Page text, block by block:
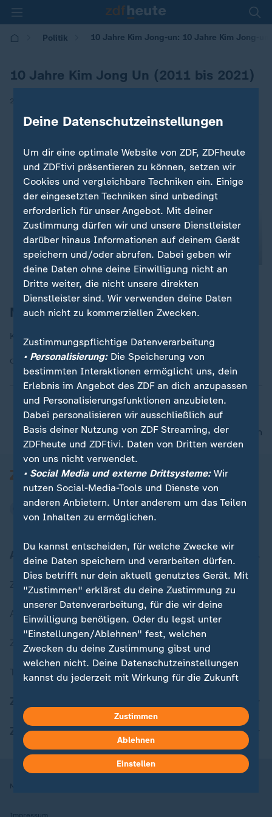
Politik 10 Jahre Kim Jong-un: 10 Jahre Kim Jong-
10 Jahre Kim Jong Un (2011 bis 2021)
29.12.2021 | 11:01
Machtübernahme mit 27 Jahren
Kim Jong Un am Sarg seines Vaters am 28. Dezember 2011.
Quelle:reuters
nach oben
Aktuell bei ZDFheute
Zuletzt veröffentlicht
Aktuelle Sendungs-Videos
ZDFheute Stories
Themen im Überblick
ZDFheute Apps
Nutzungsbedingungen
Impressum
Deine Datenschutzeinstellungen
Um dir eine optimale Website von ZDF, ZDFheute
und ZDFtivi präsentieren zu können, setzen wir
Cookies und vergleichbare Techniken ein. Einige
der eingesetzten Techniken sind unbedingt
erforderlich für unser Angebot. Mit deiner
Zustimmung dürfen wir und unsere Dienstleister
darüber hinaus Informationen auf deinem Gerät
speichern und/oder abrufen. Dabei geben wir
deine Daten ohne deine Einwilligung nicht an
Dritte weiter, die nicht unsere direkten
Dienstleister sind. Wir verwenden deine Daten
auch nicht zu kommerziellen Zwecken.
Zustimmungspflichtige Datenverarbeitung
• Personalisierung:Die Speicherung von
bestimmten Interaktionen ermöglicht uns, dein
Erlebnis im Angebot des ZDF an dich anzupassen
und Personalisierungsfunktionen anzubieten.
Dabei personalisieren wir ausschließlich auf
Basis deiner Nutzung von ZDF Streaming, der
ZDFheute und ZDFtivi. Daten von Dritten werden
von uns nicht verwendet.
• Social Media und externe Drittsysteme:Wir
nutzen Social-Media-Tools und Dienste von
anderen Anbietern. Unter anderem um das Teilen
von Inhalten zu ermöglichen.
Du kannst entscheiden, für welche Zwecke wir
deine Daten speichern und verarbeiten dürfen.
Dies betrifft nur dein aktuell genutztes Gerät. Mit
"Zustimmen" erklärst du deine Zustimmung zu
unserer Datenverarbeitung, für die wir deine
Einwilligung benötigen. Oder du legst unter
"Einstellungen/Ablehnen" fest, welchen
Zwecken du deine Zustimmung gibst und
welchen nicht. Deine Datenschutzeinstellungen
kannst du jederzeit mit Wirkung für die Zukunft
Hier findest du das Impressum.
Weitere Informationen findest du in unserer
Datenschutzerklärung.
Zustimmen
Ablehnen
Einstellen